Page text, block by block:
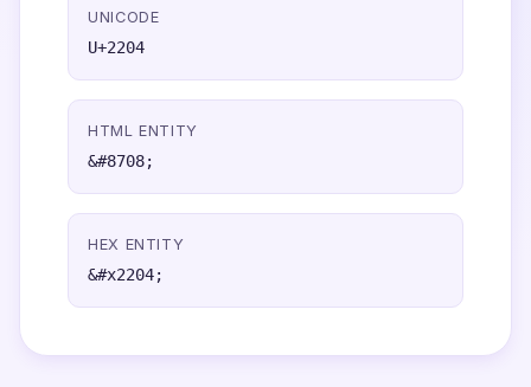
UNICODE
U+2204
HTML ENTITY
&#8708;
HEX ENTITY
&#x2204;